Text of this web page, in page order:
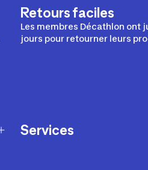
Retours faciles
Les membres Décathlon ont
jours pour retourner leurs
Services